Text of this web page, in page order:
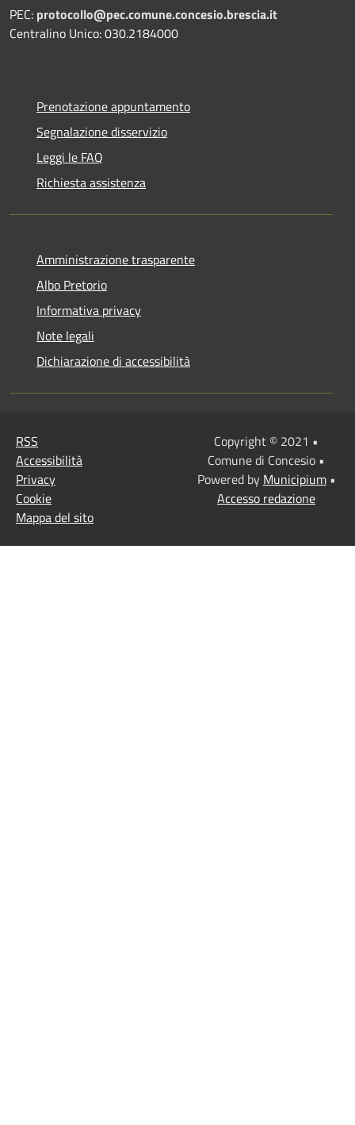
PEC: protocollo@pec.comune.concesio.brescia.it
Centralino Unico: 030.2184000
Prenotazione appuntamento
Segnalazione disservizio
Leggi le FAQ
Richiesta assistenza
Amministrazione trasparente
Albo Pretorio
Informativa privacy
Note legali
Dichiarazione di accessibilità
RSS
Accessibilità
Privacy
Cookie
Mappa del sito
Copyright © 2021 •
Comune di Concesio •
Powered by Municipium•
Accesso redazione